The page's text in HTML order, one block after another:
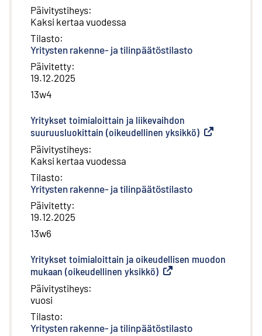
Päivitystiheys:
Kaksi kertaa vuodessa
Tilasto:
Yritysten rakenne- ja tilinpäätöstilasto
Päivitetty:
19.12.2025
13w4
Yritykset toimialoittain ja liikevaihdon
suuruusluokittain (oikeudellinen yksikkö) Ulkoinen linkki
Päivitystiheys:
Kaksi kertaa vuodessa
Tilasto:
Yritysten rakenne- ja tilinpäätöstilasto
Päivitetty:
19.12.2025
13w6
Yritykset toimialoittain ja oikeudellisen muodon
mukaan (oikeudellinen yksikkö) Ulkoinen linkki
Päivitystiheys:
vuosi
Tilasto:
Yritysten rakenne- ja tilinpäätöstilasto